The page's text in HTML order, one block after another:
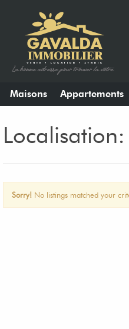
Maisons Appartements
Sorry! No listings matched your